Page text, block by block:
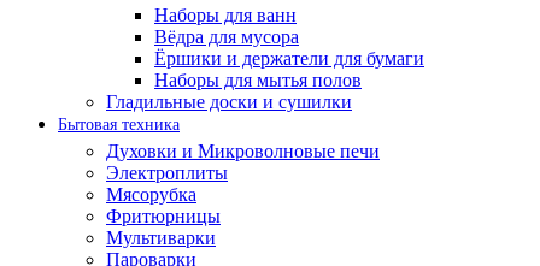
Наборы для ванн
Вёдра для мусора
Ёршики и держатели для бумаги
Наборы для мытья полов
Гладильные доски и сушилки
Бытовая техника
Духовки и Микроволновые печи
Электроплиты
Мясорубка
Фритюрницы
Мультиварки
Пароварки